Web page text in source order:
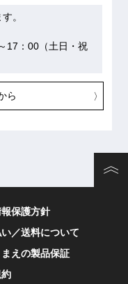
。
17：00（土日・祝
ら
保護方針
／送料について
えの製品保証